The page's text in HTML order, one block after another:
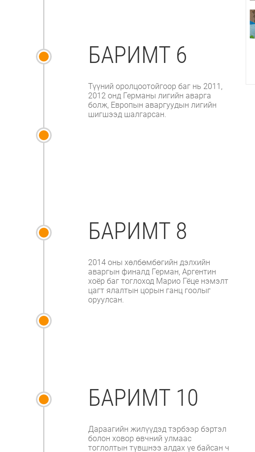
БАРИМТ 6
Түүний оролцоотойгоор баг нь 2011,
2012 онд Германы лигийн аварга
болж, Европын аваргуудын лигийн
шигшээд шалгарсан.
БАРИМТ 8
2014 оны хөлбөмбөгийн дэлхийн
аваргын финалд Герман, Аргентин
хоёр баг тоглоход Марио Гёце нэмэлт
цагт ялалтын цорын ганц гоолыг
оруулсан.
БАРИМТ 10
Дараагийн жилүүдэд тэрбээр бэртэл
болон ховор өвчний улмаас
тоглолтын түвшнээ алдах үе байсан ч